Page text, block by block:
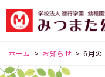
ホーム > お知らせ > 6月の